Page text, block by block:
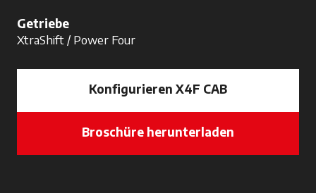
Getriebe
XtraShift / Power Four
Konfigurieren X4F CAB
Broschüre herunterladen